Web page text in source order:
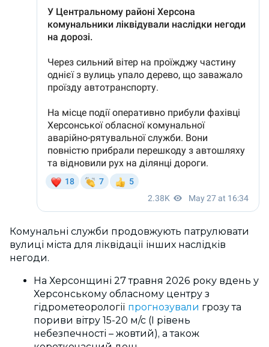
Комунальні служби продовжують патрулювати
вулиці міста для ліквідації інших наслідків
негоди.
На Херсонщині 27 травня 2026 року вдень у
Херсонському обласному центру з
гідрометеорології прогнозували грозу та
пориви вітру 15-20 м/с (I рівень
небезпечності – жовтий), а також